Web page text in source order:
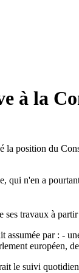
à la
la position du
qui n'en a
ses travaux à
par : -
européen,
le suivi